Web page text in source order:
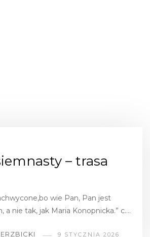
– trasa
wie Pan, Pan jest
a nie tak, jak Maria Konopnicka.” c.…
9 STYCZNIA 2026